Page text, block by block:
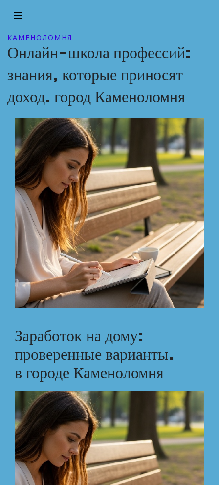
КАМЕНОЛОМНЯ
Онлайн-школа профессий:
знания, которые приносят
доход. город Каменоломня
Заработок на дому:
проверенные варианты.
в городе Каменоломня